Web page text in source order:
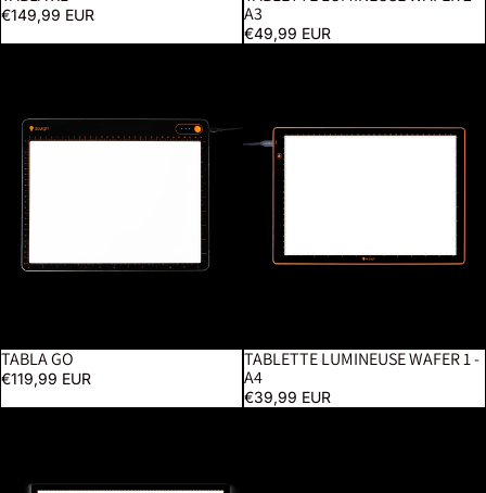
€149,99 EUR
A3
€49,99 EUR
TABLA GO
€119,99 EUR
TABLETTE LUMINEUSE WAFER 1 -
A4
€39,99 EUR